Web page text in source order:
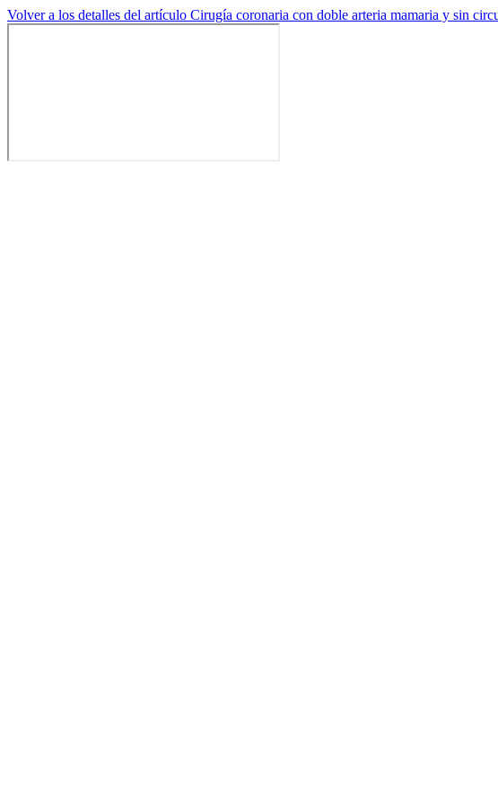
Volver a los detalles del artículo Cirugía coronaria con doble arteria mamaria y sin